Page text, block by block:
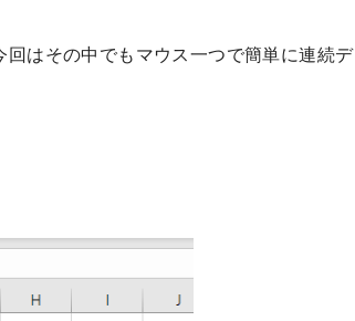
はその中でもマウス一つで簡単に連続デ